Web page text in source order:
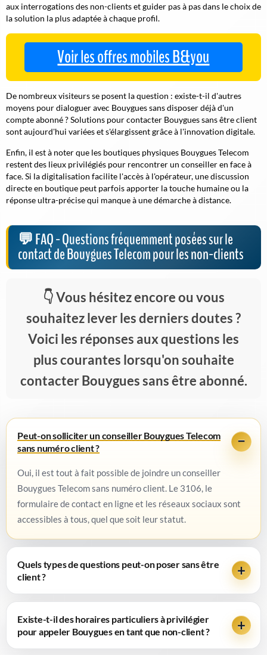
aux interrogations des non-clientset guider pas à pas dans le choix de
la solution la plus adaptée à chaque profil.
Voir les offres mobiles B&you
De nombreux visiteurs se posent la question : existe-t-il d'autres
moyens pour dialoguer avec Bouygues sans disposer déjà d'un
compte abonné ? Solutions pour contacter Bouygues sans être client
sont aujourd'hui variées et s'élargissent grâce à l'innovation digitale.
Enfin, il est à noter que les boutiques physiques Bouygues Telecom
restent des lieux privilégiés pour rencontrer un conseiller en face à
face. Si la digitalisation facilite l'accès à l'opérateur, une discussion
directe en boutique peut parfois apporter la touche humaine ou la
réponse ultra-précise qui manque à une démarche à distance.
FAQ - Questions fréquemment posées sur le
contact de Bouygues Telecom pour les non-clients
Vous hésitez encore ou vous
souhaitez lever les derniers doutes ?
Voici les réponses aux questions les
plus courantes lorsqu'on souhaite
contacter Bouygues sans être abonné.
Peut-on solliciter un conseiller Bouygues Telecom
sans numéro client ?
Oui, il est tout à fait possible de joindre un conseiller
Bouygues Telecom sans numéro client. Le 3106, le
formulaire de contact en ligne et les réseaux sociaux sont
accessibles à tous, quel que soit leur statut.
Quels types de questions peut-on poser sans être
client ?
Existe-t-il des horaires particuliers à privilégier
pour appeler Bouygues en tant que non-client ?